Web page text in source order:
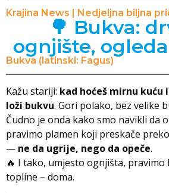
Krajina News | Nedjeljna biljna
🌳 Bukva:
ognjište,
Bukva (latinski: Fagus)
Kažu stariji: kad hoćeš mirnu kuću
loži bukvu. Gori polako, bez velike
Čudno je onda kako smo navikli da
pravimo plamen koji preskače
— ne da ugrije, nego da opeče.
🔥 I tako, umjesto ognjišta,
topline – doma.